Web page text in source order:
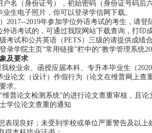
名（身份证号），初始密码（身份证号码后
生电子照片，你可以登录学信网下载。
2017--2019年参加学位外语考试的考生，请登
外语考试的，可通过我院网站下载查询，打印
考试和公共英语（PETS）三级的请提供成绩
录学院主页“常用链接”栏中的“教学管理系统
及要求
我校业余、函授应届本科、专升本毕业生（
业论文（设计）作假行为（论文在维普网上
求。
维普论文检测系统”的进行论文查重审核，且
学位论文查重的通知
表现良好；未受到学校或单位严重警告及以上